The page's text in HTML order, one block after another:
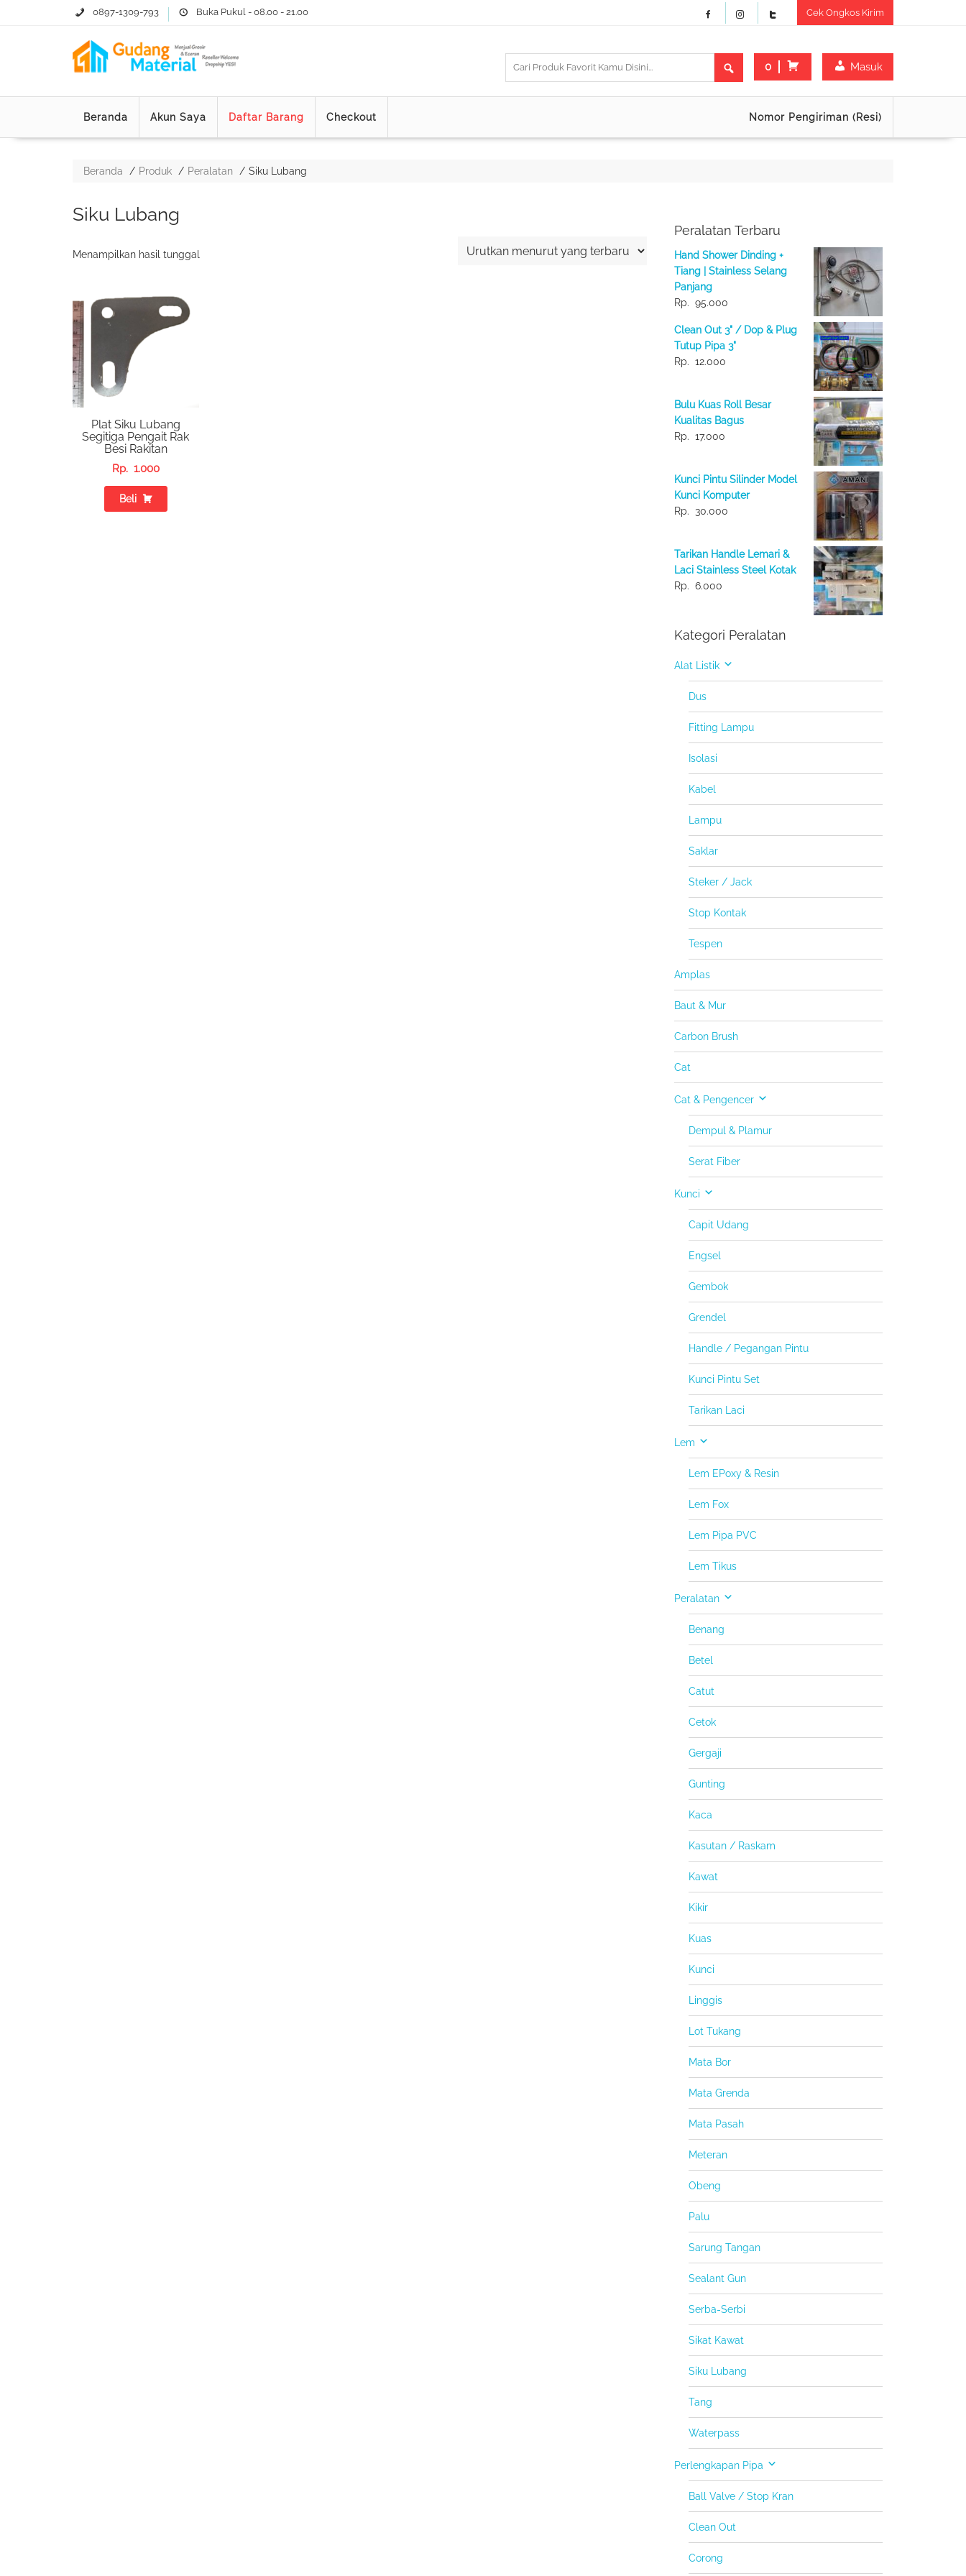
0897-1309-793 Buka Pukul - 08.00 - 21.00 Cek Ongkos Kirim
0 Masuk
Beranda Akun Saya Daftar Barang Checkout Nomor Pengiriman (Resi)
Beranda Produk Peralatan Siku Lubang
Siku Lubang
Menampilkan hasil tunggal
Plat Siku Lubang
Segitiga Pengait Rak
Besi Rakitan
Rp. 1.000
Beli
Peralatan Terbaru
Hand Shower Dinding +
Tiang | Stainless Selang
Panjang
Rp. 95.000
Clean Out 3" / Dop & Plug
Tutup Pipa 3"
Rp. 12.000
Bulu Kuas Roll Besar
Kualitas Bagus
Rp. 17.000
Kunci Pintu Silinder Model
Kunci Komputer
Rp.
30.000
Tarikan Handle Lemari &
Laci Stainless Steel Kotak
Rp. 6.000
Kategori Peralatan
Alat Listik
Dus
Fitting Lampu
Isolasi
Kabel
Lampu
Saklar
Steker / Jack
Stop Kontak
Tespen
Amplas
Baut & Mur
Carbon Brush
Cat
Cat & Pengencer
Dempul & Plamur
Serat Fiber
Kunci
Capit Udang
Engsel
Gembok
Grendel
Handle / Pegangan Pintu
Kunci Pintu Set
Tarikan Laci
Lem
Lem EPoxy & Resin
Lem Fox
Lem Pipa PVC
Lem Tikus
Peralatan
Benang
Betel
Catut
Cetok
Gergaji
Gunting
Kaca
Kasutan / Raskam
Kawat
Kikir
Kuas
Kunci
Linggis
Lot Tukang
Mata Bor
Mata Grenda
Mata Pasah
Meteran
Obeng
Palu
Sarung Tangan
Sealant Gun
Serba-Serbi
Sikat Kawat
Siku Lubang
Tang
Waterpass
Perlengkapan Pipa
Ball Valve / Stop Kran
Clean Out
Corong